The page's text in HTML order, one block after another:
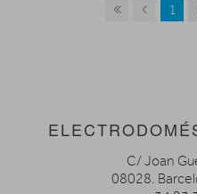
1
C/ Joan
08028.